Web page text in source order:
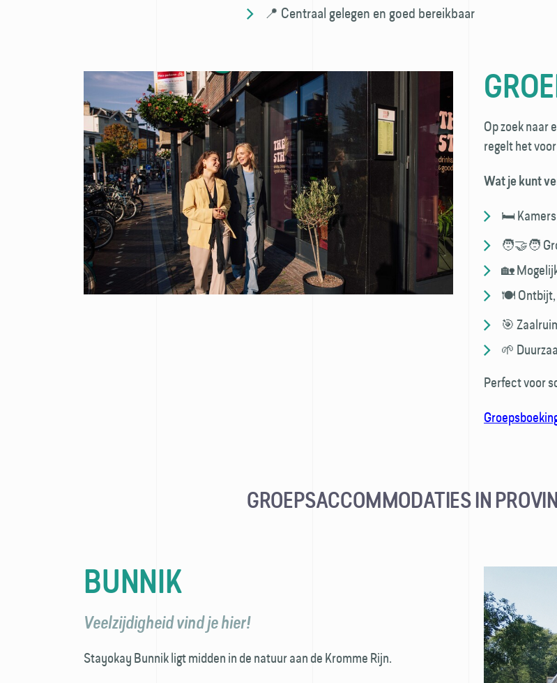
📍 Centraal gelegen en goed bereikbaar
Op zoek naar
regelt het
Wat je kunt
🛏️ Kamers
🧑‍🤝‍🧑
🏡
🍽️ Ontbijt,
🎯
🌱
Perfect voor
GROEPSACCOMMODATIES IN
BUNNIK
Veelzijdigheid vind je hier!
Stayokay Bunnik ligt midden in de natuur aan de Kromme Rijn.